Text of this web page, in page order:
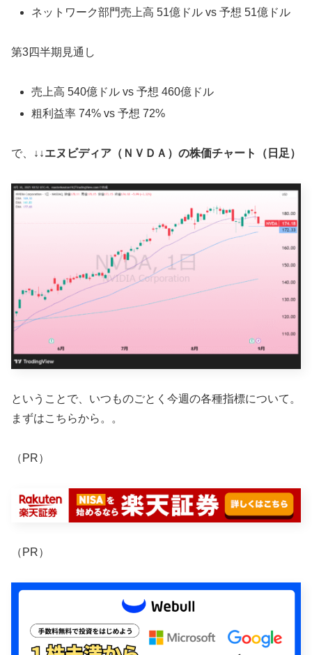
ネットワーク部門売上高 51億ドル vs 予想 51億ドル
第3四半期見通し
売上高 540億ドル vs 予想 460億ドル
粗利益率 74% vs 予想 72%
で、 ↓↓エヌビディア（ＮＶＤＡ）の株価チャート（日足）
ということで、いつものごとく今週の各種指標について。
まずはこちらから。。
（PR）
（PR）